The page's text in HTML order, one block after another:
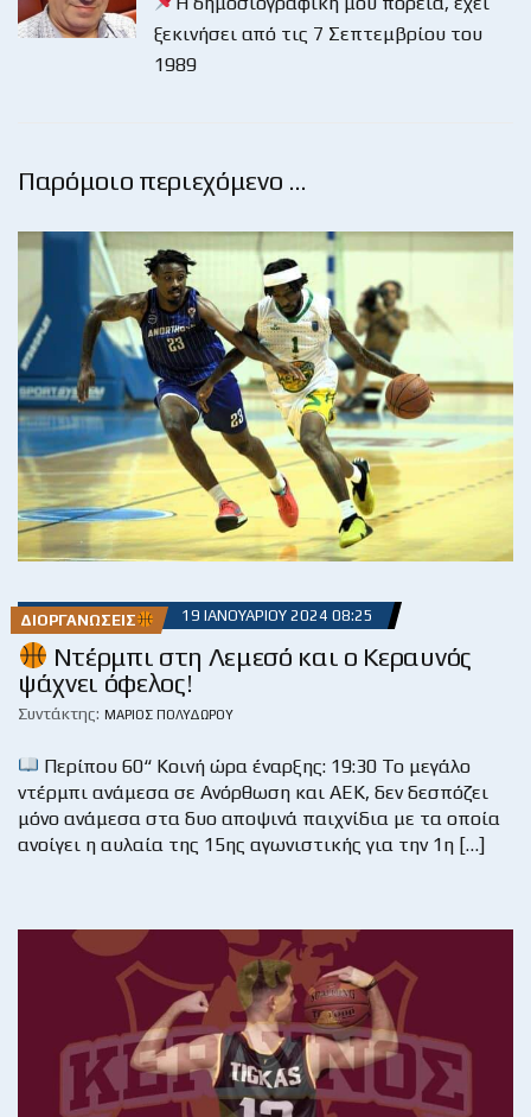
ξεκινήσει από τις 7 Σεπτεμβρίου του
1989
Παρόμοιο περιεχόμενο …
ΔΙΟΡΓΑΝΏΣΕΙΣ 19 ΙΑΝΟΥΑΡΊΟΥ 2024 08:25
Ντέρμπι στη Λεμεσό και ο Κεραυνός
ψάχνει όφελος!
Συντάκτης: ΜΆΡΙΟΣ ΠΟΛΥΔΏΡΟΥ
Περίπου 60“ Κοινή ώρα έναρξης: 19:30 Το μεγάλο
ντέρμπι ανάμεσα σε Ανόρθωση και ΑΕΚ, δεν δεσπόζει
μόνο ανάμεσα στα δυο αποψινά παιχνίδια με τα οποία
ανοίγει η αυλαία της 15ης αγωνιστικής για την 1η […]